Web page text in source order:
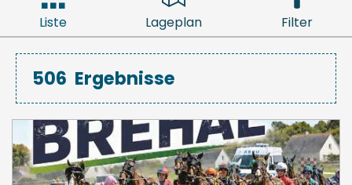
Liste Lageplan Filter
506 Ergebnisse